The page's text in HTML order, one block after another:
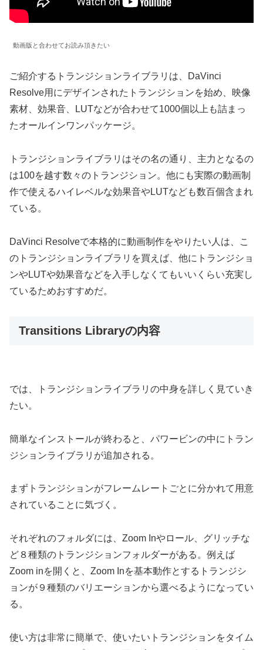
動画版と合わせてお読み頂きたい
ご紹介するトランジションライブラリは、DaVinci
Resolve用にデザインされたトランジションを始め、映像
素材、効果音、LUTなどが合わせて1000個以上も詰まっ
たオールインワンパッケージ。
トランジションライブラリはその名の通り、主力となるの
は100を越す数々のトランジション。他にも実際の動画制
作で使えるハイレベルな効果音やLUTなども数百個含まれ
ている。
DaVinci Resolveで本格的に動画制作をやりたい人は、こ
のトランジションライブラリを買えば、他にトランジショ
ンやLUTや効果音などを入手しなくてもいいくらい充実し
ているためおすすめだ。
Transitions Libraryの内容
では、トランジションライブラリの中身を詳しく見ていき
たい。
簡単なインストールが終わると、パワービンの中にトラン
ジションライブラリが追加される。
まずトランジションがフレームレートごとに分かれて用意
されていることに気づく。
それぞれのフォルダには、Zoom Inやロール、グリッチな
ど８種類のトランジションフォルダーがある。例えば
Zoom inを開くと、Zoom Inを基本動作とするトランジシ
ョンが９種類のバリエーションから選べるようになってい
る。
使い方は非常に簡単で、使いたいトランジションをタイム